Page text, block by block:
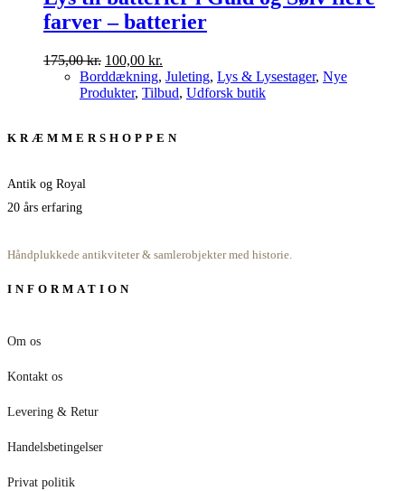
farver – batterier
175,00kr. Den
oprindelige
pris
100,00 kr.
aktuelle
pris
Borddækning, Juleting, Lys & Lysestager, Nye
Produkter, Tilbud, Udforsk butik
KRÆMMERSHOPPEN
Antik og Royal
20 års erfaring
Håndplukkede antikviteter & samlerobjekter med historie.
INFORMATION
Om os
Kontakt os
Levering & Retur
Handelsbetingelser
Privat politik